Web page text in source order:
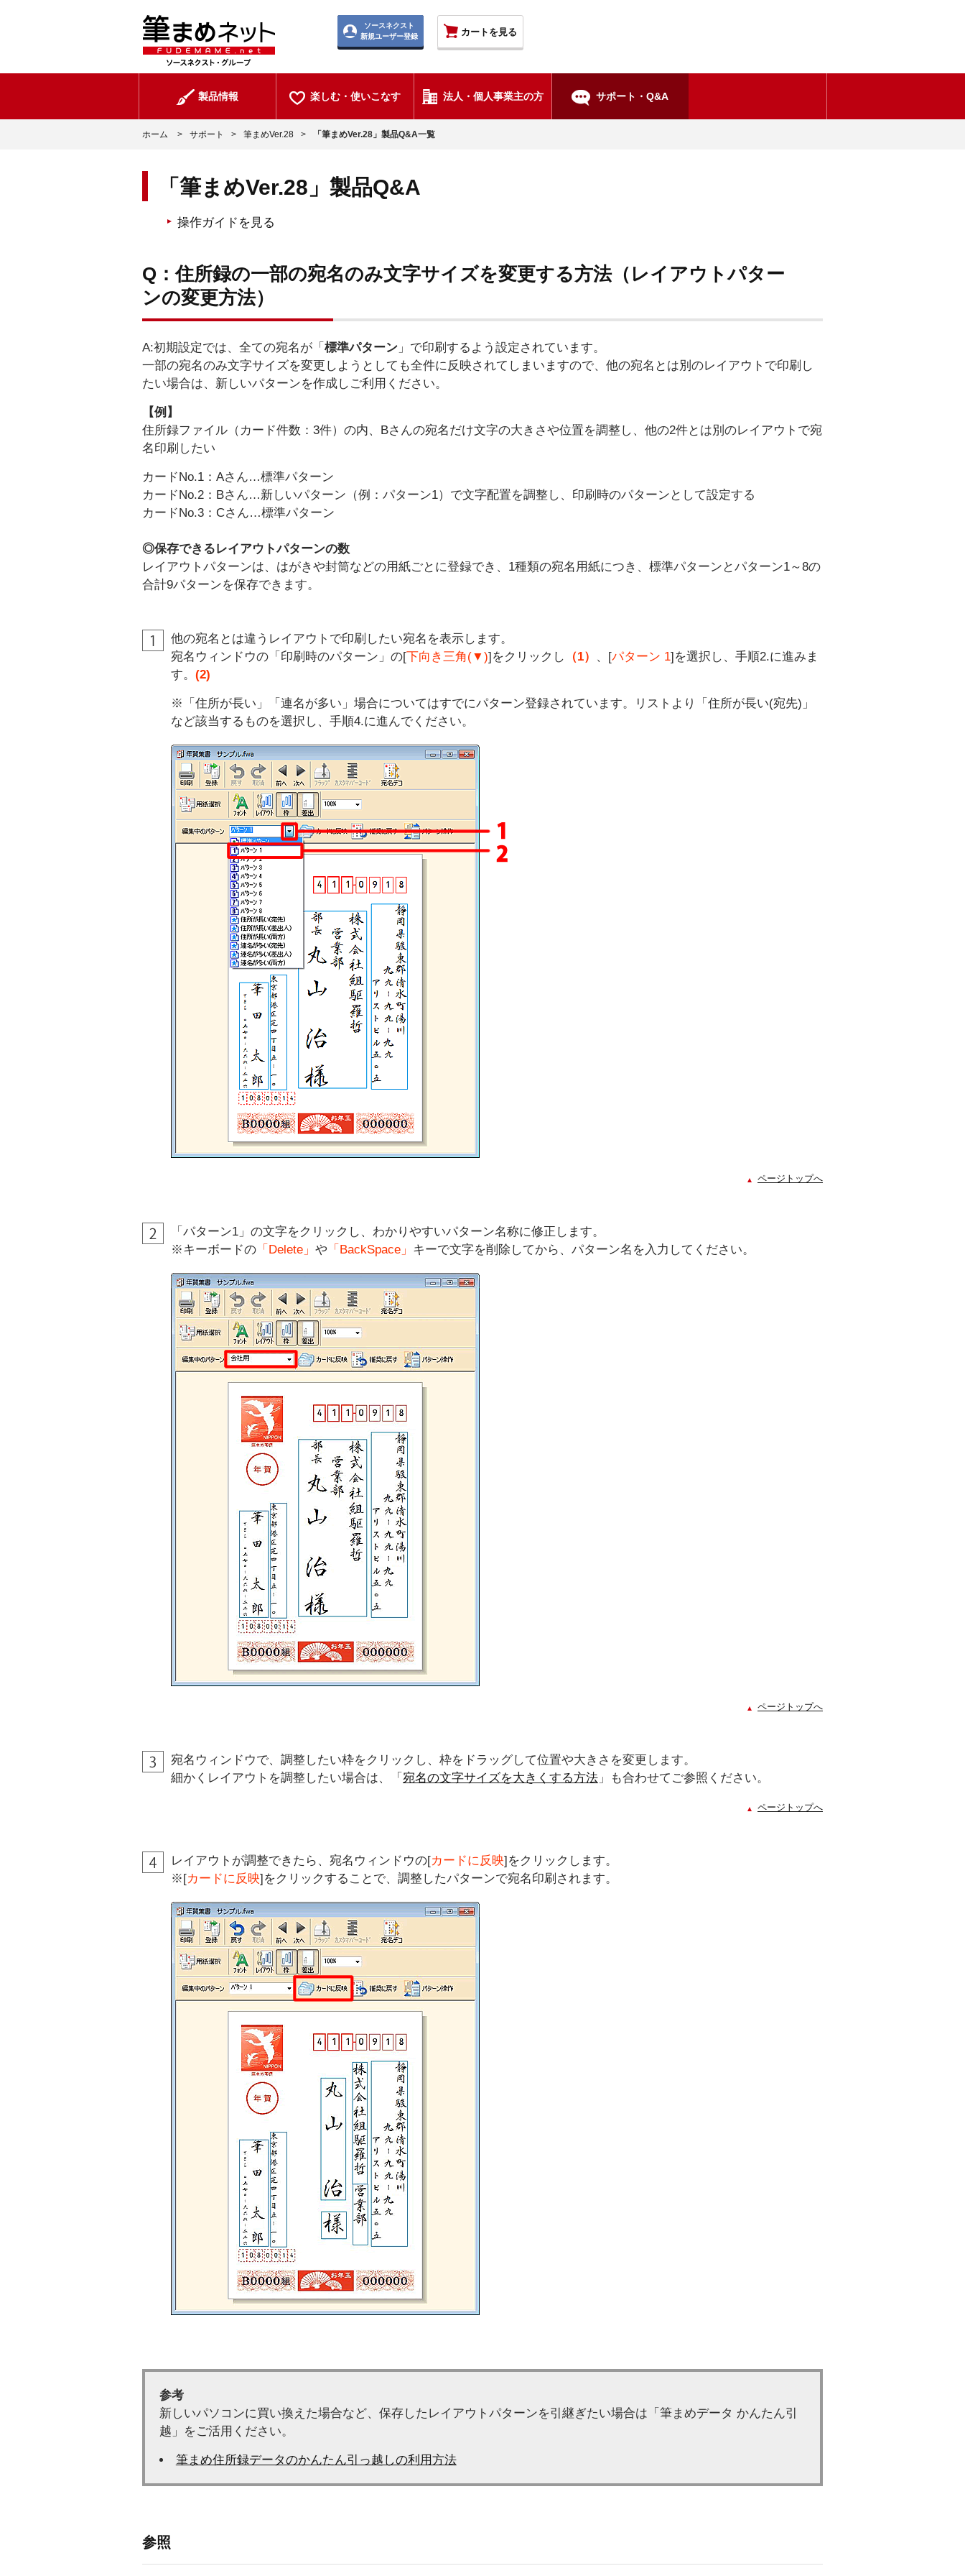
ソースネクスト
新規ユーザー登録
カートを見る
製品情報 楽しむ・使いこなす 法人・個人事業主の方 サポート・Q&A
ホーム > サポート > 筆まめVer.28 > 「筆まめVer.28」製品Q&A一覧
「筆まめVer.28」製品Q&A
操作ガイドを見る
Q：住所録の一部の宛名のみ文字サイズを変更する方法（レイアウトパター
ンの変更方法）
A:初期設定では、全ての宛名が「 標準パターン 」で印刷するよう設定されています。
一部の宛名のみ文字サイズを変更しようとしても全件に反映されてしまいますので、他の宛名とは別のレイアウトで印刷し
たい場合は、新しいパターンを作成しご利用ください。
【例】
住所録ファイル（カード件数：3件）の内、Bさんの宛名だけ文字の大きさや位置を調整し、他の2件とは別のレイアウトで宛
名印刷したい
カードNo.1：Aさん…標準パターン
カードNo.2：Bさん…新しいパターン（例：パターン1）で文字配置を調整し、印刷時のパターンとして設定する
カードNo.3：Cさん…標準パターン
◎保存できるレイアウトパターンの数
レイアウトパターンは、はがきや封筒などの用紙ごとに登録でき、1種類の宛名用紙につき、標準パターンとパターン1～8の
合計9パターンを保存できます。
他の宛名とは違うレイアウトで印刷したい宛名を表示します。
宛名ウィンドウの「印刷時のパターン」の[下向き三角(▼)]をクリックし （1） 、[パターン 1]を選択し、手順2.に進みま
す。 (2)
※「住所が長い」「連名が多い」場合についてはすでにパターン登録されています。リストより「住所が長い(宛先)」
など該当するものを選択し、手順4.に進んでください。
ページトップへ
「パターン1」の文字をクリックし、わかりやすいパターン名称に修正します。
※キーボードの 「 Delete 」 や 「 BackSpace」 キーで文字を削除してから、パターン名を入力してください。
ページトップへ
宛名ウィンドウで、調整したい枠をクリックし、枠をドラッグして位置や大きさを変更します。
細かくレイアウトを調整したい場合は、「 宛名の文字サイズを大きくする方法 」も合わせてご参照ください。
ページトップへ
レイアウトが調整できたら、宛名ウィンドウの[カードに反映]をクリックします。
※[カードに反映]をクリックすることで、調整したパターンで宛名印刷されます。
参考
新しいパソコンに買い換えた場合など、保存したレイアウトパターンを引継ぎたい場合は「筆まめデータ かんたん引
越」をご活用ください。
筆まめ住所録データのかんたん引っ越しの利用方法
参照